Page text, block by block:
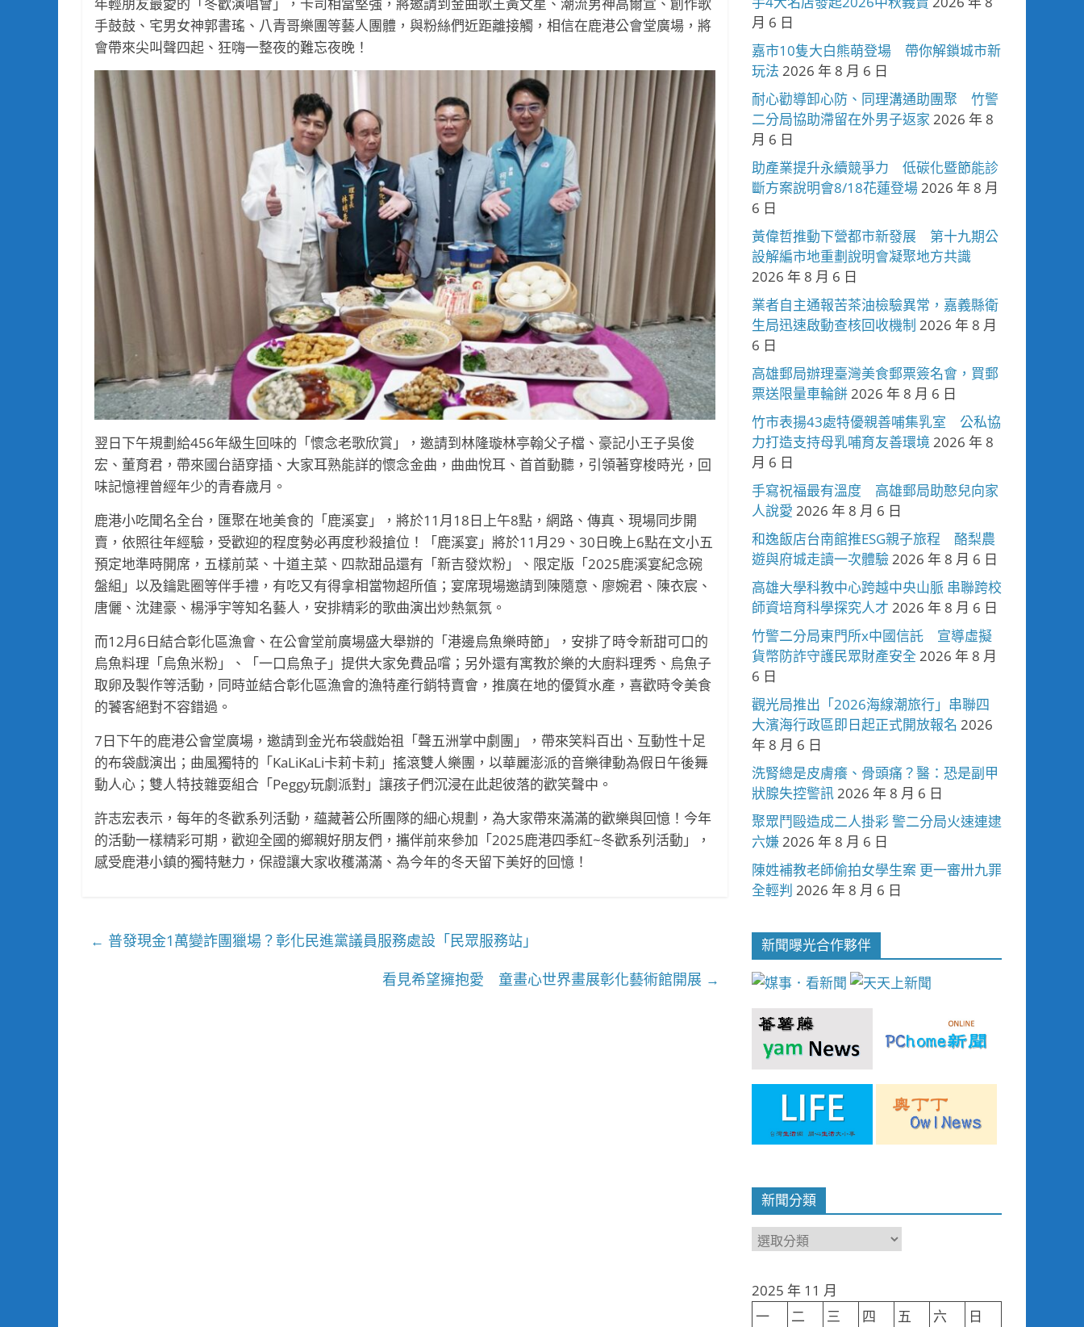
年輕朋友最愛的「冬歡演唱會」，卡司相當堅強，將邀請到金曲歌王黃文星、潮流男神高爾宣、創作歌
手鼓鼓、宅男女神郭書瑤、八青哥樂團等藝人團體，與粉絲們近距離接觸，相信在鹿港公會堂廣場，將
會帶來尖叫聲四起、狂嗨一整夜的難忘夜晚！
翌日下午規劃給456年級生回味的「懷念老歌欣賞」，邀請到林隆璇林亭翰父子檔、豪記小王子吳俊
宏、董育君，帶來國台語穿插、大家耳熟能詳的懷念金曲，曲曲悅耳、首首動聽，引領著穿梭時光，回
味記憶裡曾經年少的青春歲月。
鹿港小吃聞名全台，匯聚在地美食的「鹿溪宴」，將於11月18日上午8點，網路、傳真、現場同步開
賣，依照往年經驗，受歡迎的程度勢必再度秒殺搶位！「鹿溪宴」將於11月29、30日晚上6點在文小五
預定地準時開席，五樣前菜、十道主菜、四款甜品還有「新吉發炊粉」、限定版「2025鹿溪宴紀念碗
盤組」以及鑰匙圈等伴手禮，有吃又有得拿相當物超所值；宴席現場邀請到陳隨意、廖婉君、陳衣宸、
唐儷、沈建豪、楊淨宇等知名藝人，安排精彩的歌曲演出炒熱氣氛。
而12月6日結合彰化區漁會、在公會堂前廣場盛大舉辦的「港邊烏魚樂時節」，安排了時令新甜可口的
烏魚料理「烏魚米粉」、「一口烏魚子」提供大家免費品嚐；另外還有寓教於樂的大廚料理秀、烏魚子
取卵及製作等活動，同時並結合彰化區漁會的漁特產行銷特賣會，推廣在地的優質水產，喜歡時令美食
的饕客絕對不容錯過。
7日下午的鹿港公會堂廣場，邀請到金光布袋戲始祖「聲五洲掌中劇團」，帶來笑料百出、互動性十足
的布袋戲演出；曲風獨特的「KaLiKaLi卡莉卡莉」搖滾雙人樂團，以華麗澎派的音樂律動為假日午後舞
動人心；雙人特技雜耍組合「Peggy玩劇派對」讓孩子們沉浸在此起彼落的歡笑聲中。
許志宏表示，每年的冬歡系列活動，蘊藏著公所團隊的細心規劃，為大家帶來滿滿的歡樂與回憶！今年
的活動一樣精彩可期，歡迎全國的鄉親好朋友們，攜伴前來參加「2025鹿港四季紅~冬歡系列活動」，
感受鹿港小鎮的獨特魅力，保證讓大家收穫滿滿、為今年的冬天留下美好的回憶！
← 普發現金1萬變詐團獵場？彰化民進黨議員服務處設「民眾服務站」
看見希望擁抱愛 童畫心世界畫展彰化藝術館開展 →
月 6 日
嘉市10隻大白熊萌登場 帶你解鎖城市新
玩法 2026 年 8 月 6 日
耐心勸導卸心防、同理溝通助團聚 竹警
二分局協助滯留在外男子返家 2026 年 8
月 6 日
助產業提升永續競爭力 低碳化暨節能診
斷方案說明會8/18花蓮登場2026 年 8 月
6 日
黃偉哲推動下營都市新發展 第十九期公
設解編市地重劃說明會凝聚地方共識
2026 年 8 月 6 日
業者自主通報苦茶油檢驗異常，嘉義縣衛
生局迅速啟動查核回收機制 2026 年 8 月
6 日
高雄郵局辦理臺灣美食郵票簽名會，買郵
票送限量車輪餅2026 年 8 月 6 日
竹市表揚43處特優親善哺集乳室 公私協
力打造支持母乳哺育友善環境2026 年 8
月 6 日
手寫祝福最有溫度 高雄郵局助憨兒向家
人說愛 2026 年 8 月 6 日
和逸飯店台南館推ESG親子旅程 酪梨農
遊與府城走讀一次體驗2026 年 8 月 6 日
高雄大學科教中心跨越中央山脈 串聯跨校
師資培育科學探究人才 2026 年 8 月 6 日
竹警二分局東門所x中國信託 宣導虛擬
貨幣防詐守護民眾財產安全 2026 年 8 月
6 日
觀光局推出「2026海線潮旅行」串聯四
大濱海行政區即日起正式開放報名 2026
年 8 月 6 日
洗腎總是皮膚癢、骨頭痛？醫：恐是副甲
狀腺失控警訊2026 年 8 月 6 日
聚眾鬥毆造成二人掛彩 警二分局火速連逮
六嫌2026 年 8 月 6 日
陳姓補教老師偷拍女學生案 更一審卅九罪
全輕判 2026 年 8 月 6 日
新聞曝光合作夥伴
新聞分類
新
類
2025 年 11 月
一
二 三 四 五 六 日